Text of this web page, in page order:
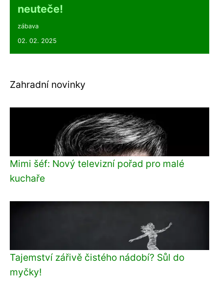
neuteče!
zábava
02. 02. 2025
Zahradní novinky
Mimi šéf: Nový televizní pořad pro malé
kuchaře
Tajemství zářivě čistého nádobí? Sůl do
myčky!